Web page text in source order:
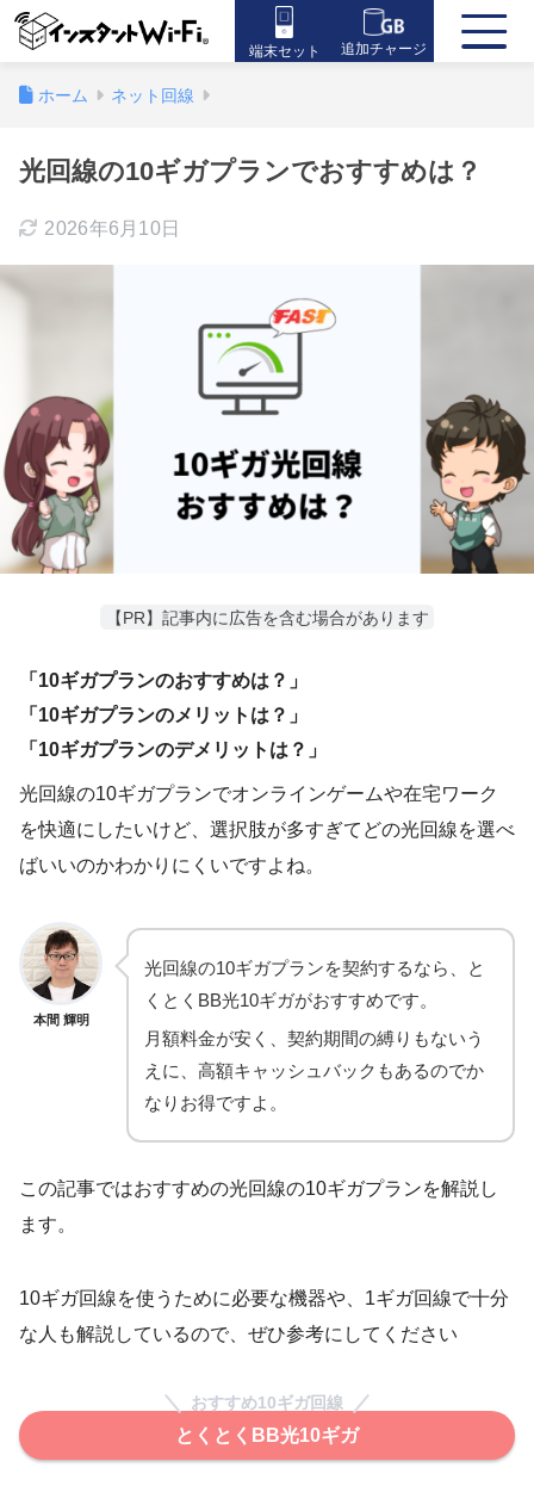
端末セット 追加チャージ
ホーム ネット回線
光回線の10ギガプランでおすすめは？
2026年6月10日
【PR】記事内に広告を含む場合があります
「10ギガプランのおすすめは？」
「10ギガプランのメリットは？」
「10ギガプランのデメリットは？」
光回線の10ギガプランでオンラインゲームや在宅ワーク
を快適にしたいけど、選択肢が多すぎてどの光回線を選べ
ばいいのかわかりにくいですよね。
本間 輝明
光回線の10ギガプランを契約するなら、と
くとくBB光10ギガがおすすめです。
月額料金が安く、契約期間の縛りもないう
えに、高額キャッシュバックもあるのでか
なりお得ですよ。
この記事ではおすすめの光回線の10ギガプランを解説し
ます。
10ギガ回線を使うために必要な機器や、1ギガ回線で十分
な人も解説しているので、ぜひ参考にしてください
おすすめ10ギガ回線
とくとくBB光10ギガ